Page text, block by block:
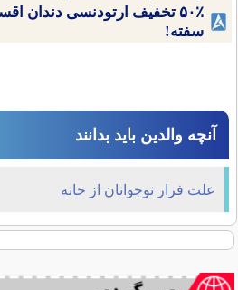
۵۰٪ تخفیف ارتودنسی دندان
سفته!
آنچه والدین باید بدانند
علت فرار نوجوانان از خانه